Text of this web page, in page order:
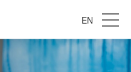
EN